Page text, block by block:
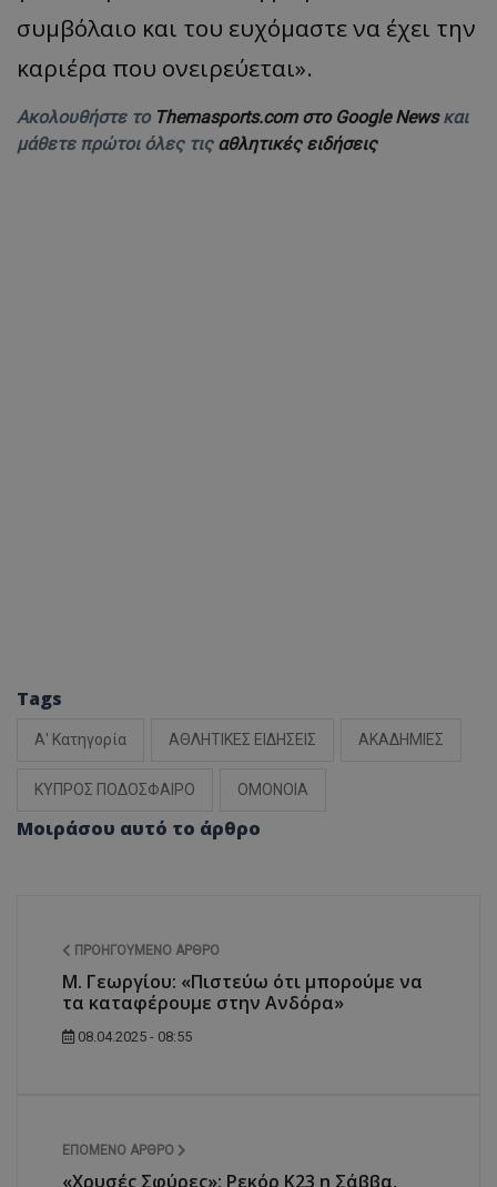
συμβόλαιο και του ευχόμαστε να έχει την
καριέρα που ονειρεύεται».
Ακολουθήστε το Themasports.com στο Google Newsκαι
μάθετε πρώτοι όλες τις αθλητικές ειδήσεις
Tags
Α' Κατηγορία ΑΘΛΗΤΙΚΕΣ ΕΙΔΗΣΕΙΣ ΑΚΑΔΗΜΙΕΣ
ΚΥΠΡΟΣ ΠΟΔΟΣΦΑΙΡΟ ΟΜΟΝΟΙΑ
Μοιράσου αυτό το άρθρο
ΠΡΟΗΓΟΎΜΕΝΟ ΆΡΘΡΟ
Μ. Γεωργίου: «Πιστεύω ότι μπορούμε να
τα καταφέρουμε στην Ανδόρα»
08.04.2025 - 08:55
ΕΠΌΜΕΝΟ ΆΡΘΡΟ
«Χρυσές Σφύρες»: Ρεκόρ Κ23 η Σάββα,